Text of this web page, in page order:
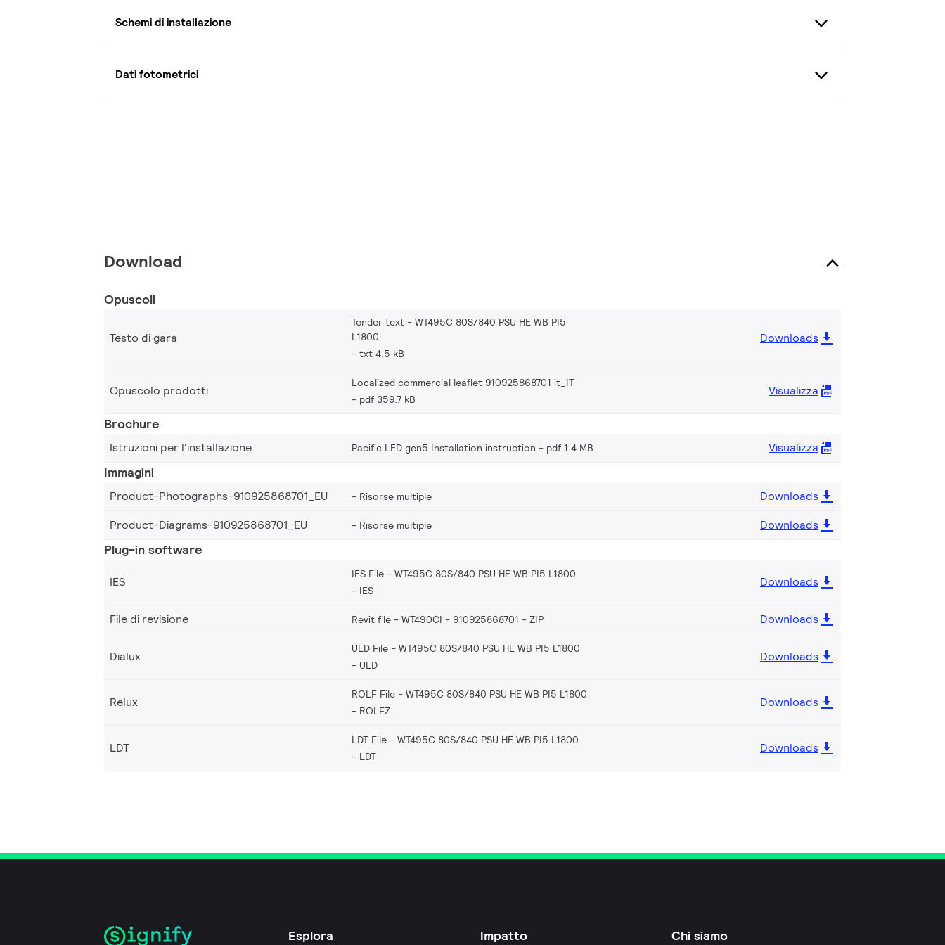
Schemi di installazione
Dati fotometrici
Download
Opuscoli
Testo di gara
Tender text - WT495C 80S/840 PSU HE WB PI5
L1800
txt 4.5 kB
Downloads
Opuscolo prodotti
Localized commercial leaflet 910925868701 it_IT
pdf 359.7 kB
Visualizza
Brochure
Istruzioni per l'installazione Pacific LED gen5 Installation instruction pdf 1.4 MB Visualizza
Immagini
Product-Photographs-910925868701_EU Risorse multiple
Downloads
Product-Diagrams-910925868701_EU
Risorse multiple Downloads
Plug-in software
IES
IES File - WT495C 80S/840 PSU HE WB PI5 L1800
IES
Downloads
File di revisione Revit file - WT490CI - 910925868701 ZIP Downloads
Dialux
ULD File - WT495C 80S/840 PSU HE WB PI5 L1800
ULD
Downloads
Relux
ROLF File - WT495C 80S/840 PSU HE WB PI5 L1800
ROLFZ
Downloads
LDT
LDT File - WT495C 80S/840 PSU HE WB PI5 L1800
LDT
Downloads
Esplora Impatto Chi siamo